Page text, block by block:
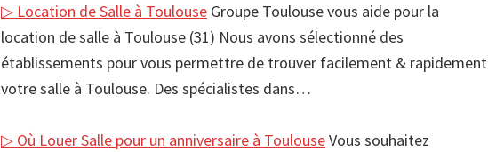
▷ Location de Salle à Toulouse Groupe Toulouse vous aide pour la
location de salle à Toulouse (31) Nous avons sélectionné des
établissements pour vous permettre de trouver facilement & rapidement
votre salle à Toulouse. Des spécialistes dans…
▷ Où Louer Salle pour un anniversaire à ToulouseVous souhaitez